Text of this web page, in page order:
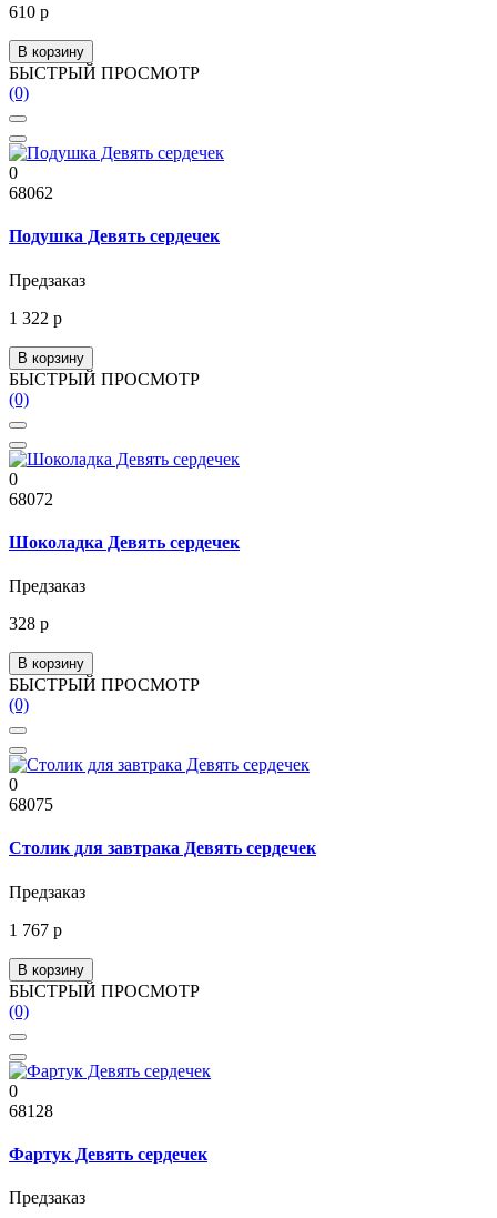
610 р
В корзину
БЫСТРЫЙ ПРОСМОТР
(0)
0
68062
Подушка Девять сердечек
Предзаказ
1 322 р
В корзину
БЫСТРЫЙ ПРОСМОТР
(0)
0
68072
Шоколадка Девять сердечек
Предзаказ
328 р
В корзину
БЫСТРЫЙ ПРОСМОТР
(0)
0
68075
Столик для завтрака Девять сердечек
Предзаказ
1 767 р
В корзину
БЫСТРЫЙ ПРОСМОТР
(0)
0
68128
Фартук Девять сердечек
Предзаказ